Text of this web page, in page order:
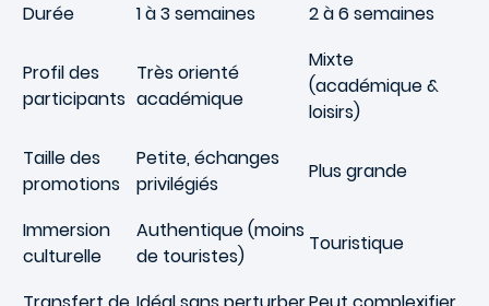
Durée
1 à 3 semaines 2 à 6 semaines
Profil des
participants
Très orienté
académique
Mixte
(académique &
loisirs)
Taille des
promotions
Petite, échanges
privilégiés
Plus grande
Immersion
culturelle
Authentique (moins
de touristes)
Touristique